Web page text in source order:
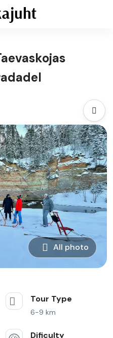
All photo
Tour Type
6-9 km
Dificulty